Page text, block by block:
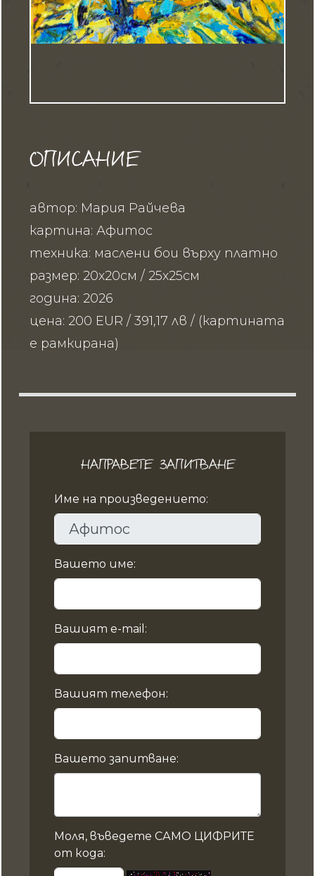
ОПИСАНИЕ
автор: Мария Райчева
картина: Афитос
техника: маслени бои върху платно
размер: 20х20см / 25х25см
година: 2026
цена: 200 EUR / 391,17 лв / (картината
е рамкирана)
НАПРАВЕТЕ ЗАПИТВАНЕ
Име на произведението:
Вашето име:
Вашият e-mail:
Вашият телефон:
Вашето запитване:
Моля, въведете САМО ЦИФРИТЕ
от кода: